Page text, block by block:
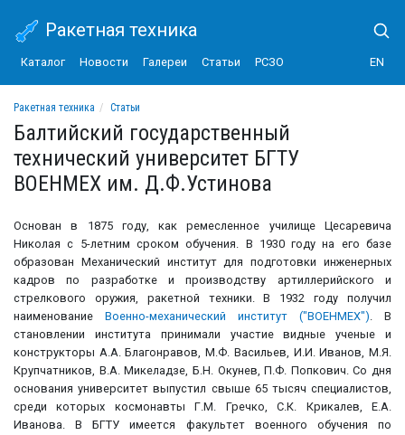
Ракетная техника
Каталог Новости Галереи Статьи РСЗО EN
Ракетная техника
Статьи
Балтийский государственный технический университет БГТУ ВОЕНМЕХ им.
Балтийский государственный
технический университет БГТУ
ВОЕНМЕХ им. Д.Ф.Устинова
Основан в 1875 году, как ремесленное училище Цесаревича
Николая с 5-летним сроком обучения. В 1930 году на его базе
образован Механический институт для подготовки инженерных
кадров по разработке и производству артиллерийского и
стрелкового оружия, ракетной техники. В 1932 году получил
наименование Военно-механический институт ("ВОЕНМЕХ"). В
становлении института принимали участие видные ученые и
конструкторы А.А. Благонравов, М.Ф. Васильев, И.И. Иванов, М.Я.
Крупчатников, В.А. Микеладзе, Б.Н. Окунев, П.Ф. Попкович. Со дня
основания университет выпустил свыше 65 тысяч специалистов,
среди которых космонавты Г.М. Гречко, С.К. Крикалев, Е.А.
Иванова. В БГТУ имеется факультет военного обучения по